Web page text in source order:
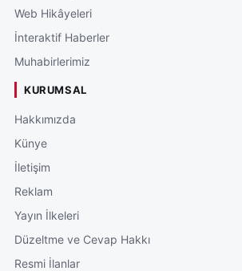
Web Hikâyeleri
İnteraktif Haberler
Muhabirlerimiz
KURUMSAL
Hakkımızda
Künye
İletişim
Reklam
Yayın İlkeleri
Düzeltme ve Cevap Hakkı
Resmi İlanlar